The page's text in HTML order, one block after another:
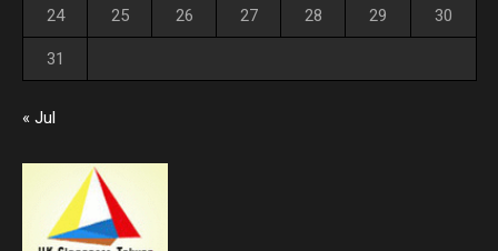
24 25 26 27 28 29 30
31
« Jul